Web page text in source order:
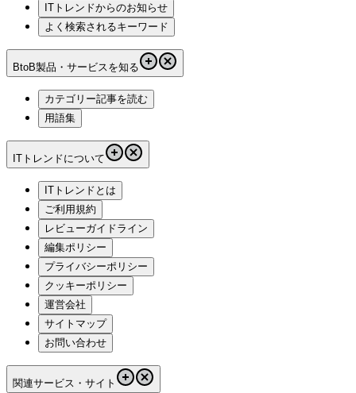
ITトレンドからのお知らせ
よく検索されるキーワード
BtoB製品・サービスを知る
カテゴリー記事を読む
用語集
ITトレンドについて
ITトレンドとは
ご利用規約
レビューガイドライン
編集ポリシー
プライバシーポリシー
クッキーポリシー
運営会社
サイトマップ
お問い合わせ
関連サービス・サイト